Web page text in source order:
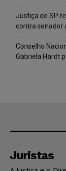
Justiça de SP
contra senador
Conselho
Gabriela Hardt
Juristas